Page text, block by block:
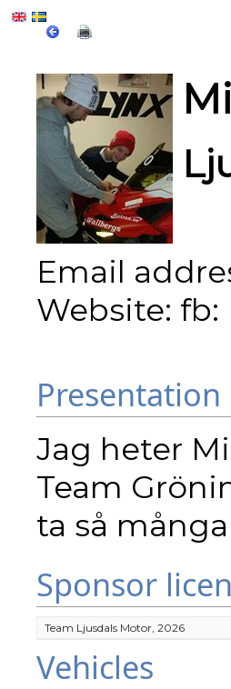
Email
Website: fb:
Presentation
Jag heter
Team
ta så
Sponsor
Team Ljusdals Motor, 2026
Vehicles